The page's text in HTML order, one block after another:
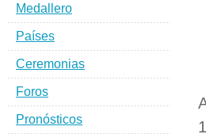
Medallero
Países
Ceremonias
Foros
Pronósticos